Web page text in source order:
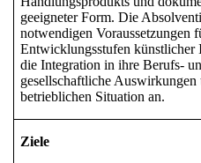
geeigneter Form. Die
notwendigen
Entwicklungsstufen künstlicher
die Integration in ihre Berufs-
gesellschaftliche
betrieblichen Situation an.
Ziele